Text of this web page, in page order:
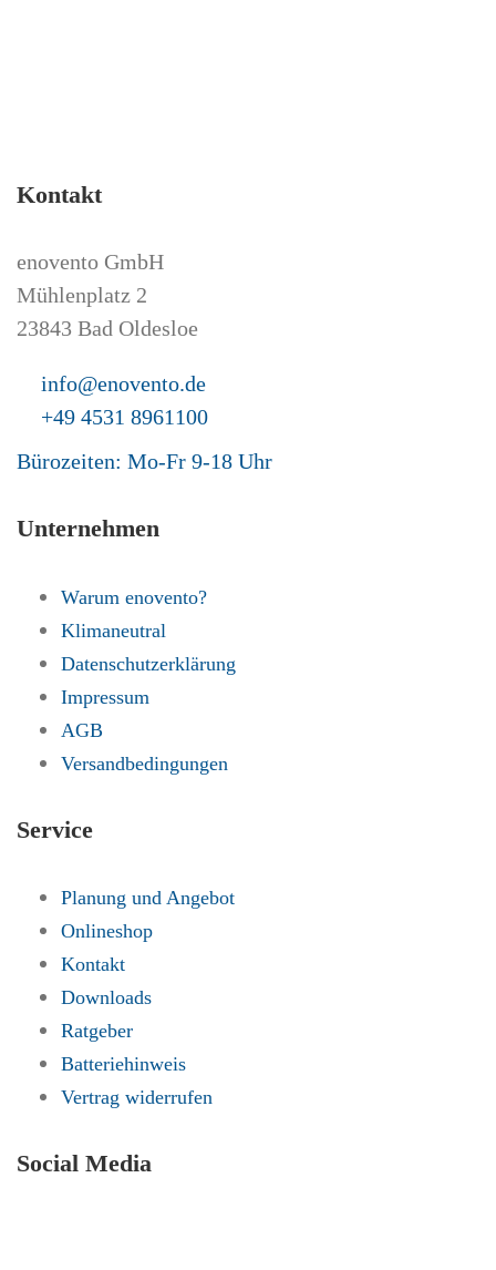
Kontakt
enovento GmbH
Mühlenplatz 2
23843 Bad Oldesloe
info@enovento.de
+49 4531 8961100
Bürozeiten: Mo-Fr 9-18 Uhr
Unternehmen
Warum enovento?
Klimaneutral
Datenschutzerklärung
Impressum
AGB
Versandbedingungen
Service
Planung und Angebot
Onlineshop
Kontakt
Downloads
Ratgeber
Batteriehinweis
Vertrag widerrufen
Social Media